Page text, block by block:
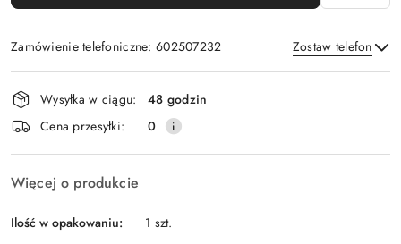
Zamówienie telefoniczne: 602507232 Zostaw telefon
Wyślij
Dostępność
i
dostawa
Wysyłka w ciągu:
48 godzin
Cena przesyłki:
0
Więcej o produkcie
Ilość w opakowaniu:
1 szt.